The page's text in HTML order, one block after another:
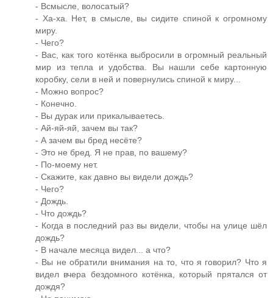
- Всмысле, волосатый?
- Ха-ха. Нет, в смысле, вы сидите спиной к огромному
миру.
- Чего?
- Вас, как того котёнка выбросили в огромный реальный
мир из тепла и удобства. Вы нашли себе картонную
коробку, сели в ней и повернулись спиной к миру...
- Можно вопрос?
- Конечно.
- Вы дурак или прикалываетесь.
- Ай-яй-яй, зачем вы так?
- А зачем вы бред несёте?
- Это не бред. Я не прав, по вашему?
- По-моему нет.
- Скажите, как давно вы видели дождь?
- Чего?
- Дождь.
- Что дождь?
- Когда в последний раз вы видели, чтобы на улице шёл
дождь?
- В начале месяца видел... а что?
- Вы не обратили внимания на то, что я говорил? Что я
видел вчера бездомного котёнка, который прятался от
дождя?